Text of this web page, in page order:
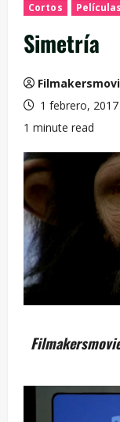
Cortos Películas
Simetría
1 febrero, 2017
1 minute read